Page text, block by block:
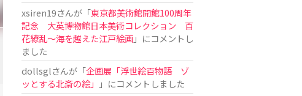
xsiren19さんが「東京都美術館開館100周年
記念 大英博物館日本美術コレクション 百
花繚乱～海を越えた江戸絵画」にコメントし
ました
dollsglさんが「企画展「浮世絵百物語 ゾ
ッとする北斎の絵」
」にコメントしました